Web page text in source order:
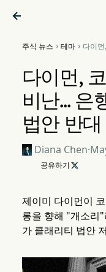

주식 뉴스  테마 다이
다이먼,
비난… 은
법안 반
Diana Chen·
공유하기 
제이미 다이먼이
롱을 향해 "개소리
가 클래리티 법안